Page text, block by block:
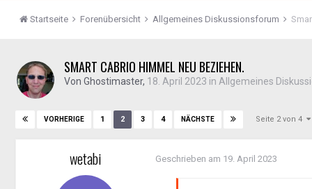
Startseite Forenübersicht Allgemeines Diskussionsforum
SMART CABRIO HIMMEL NEU BEZIEHEN.
Von Ghostimaster, 18. April 2023 in Allgemeines
VORHERIGE 1 2 3 4 NÄCHSTE Seite 2 von 4
wetabi Geschrieben am 19. April 2023